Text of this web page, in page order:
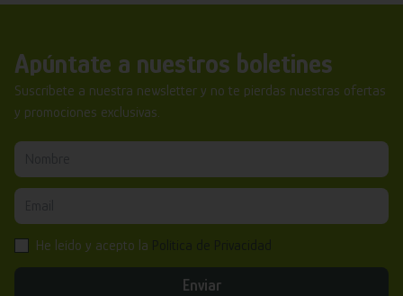
Apúntate a nuestros boletines
Suscríbete a nuestra newsletter y no te pierdas nuestras ofertas
y promociones exclusivas.
He leído y acepto la
Enviar